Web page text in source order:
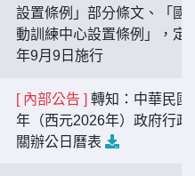
設置條例」部分條文、「國
動訓練中心設置條例」，定
年9月9日施行
[ 內部公告 ] 轉知：中華民國
年（西元2026年）政府行政
關辦公日曆表